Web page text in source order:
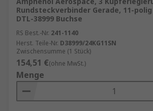
Rundsteckverbinder Gerade, 11-
DTL-38999 Buchse
RS Best.-Nr. 241-1140
Herst. Teile-Nr. D38999/24KG11SN
Zwischensumme (1 Stück)
154,51 €(ohne MwSt.)
Menge